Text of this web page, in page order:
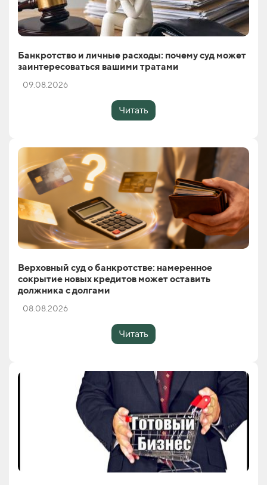
Банкротство и личные расходы: почему суд может
заинтересоваться вашими тратами
09.08.2026
Читать
Верховный суд о банкротстве: намеренное
сокрытие новых кредитов может оставить
должника с долгами
08.08.2026
Читать